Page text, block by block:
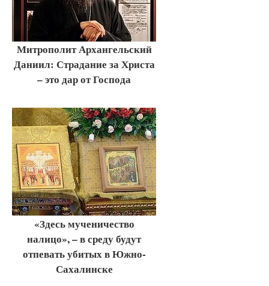
Митрополит Архангельский
Даниил: Страдание за Христа
– это дар от Господа
«Здесь мученичество
налицо», – в среду будут
отпевать убитых в Южно-
Сахалинске